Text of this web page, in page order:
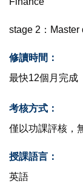
stage 2：
修讀時間：
最快12個月完成
考核方式：
僅以功課評核，
授課語言：
英語